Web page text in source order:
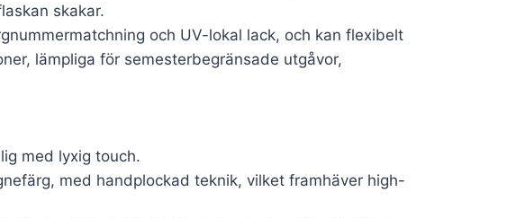
skakar.
och UV-lokal lack, och kan flexibelt
lämpliga för semesterbegränsade utgåvor,
med lyxig touch.
med handplockad teknik, vilket framhäver high-